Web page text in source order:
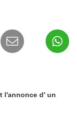
l'annonce d' un